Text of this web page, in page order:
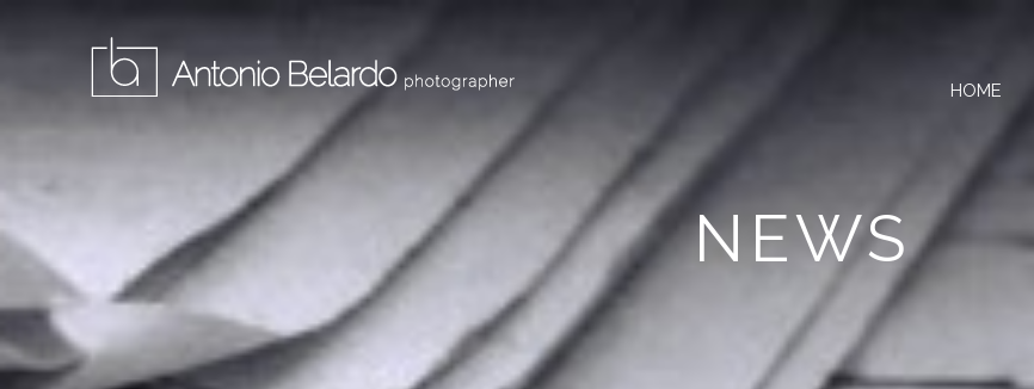
HOME
NEWS